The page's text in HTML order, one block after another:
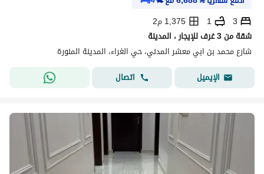
3
1
1,375 م2
شقة من 3 غرف للإيجار ، المدينة
شارع محمد بن ابي معشر المدني، حي الغراء، المدينة المنورة
الإيميل
اتصال